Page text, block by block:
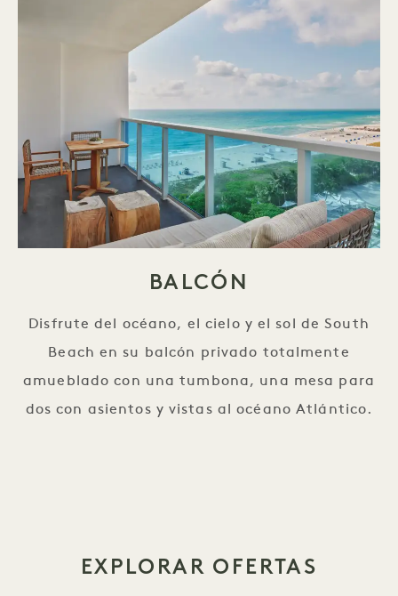
BALCÓN
Disfrute del océano, el cielo y el sol de South
Beach en su balcón privado totalmente
amueblado con una tumbona, una mesa para
dos con asientos y vistas al océano Atlántico.
EXPLORAR OFERTAS